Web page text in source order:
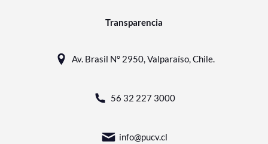
Transparencia
Av. Brasil N° 2950, Valparaíso, Chile.
56 32 227 3000
info@pucv.cl